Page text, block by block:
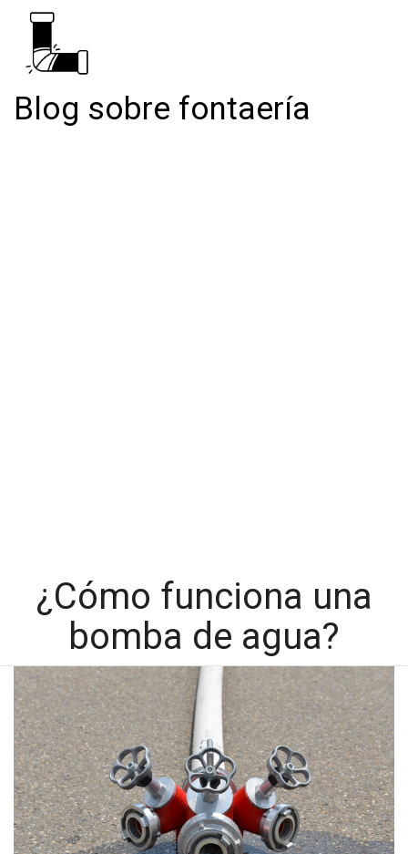
Blog sobre fontaería
¿Cómo funciona una
bomba de agua?